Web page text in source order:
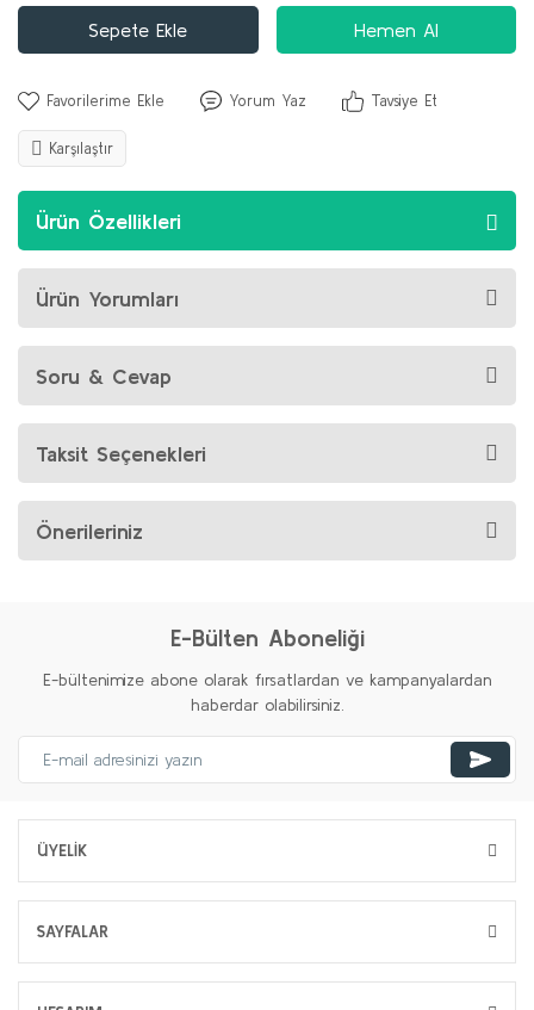
Sepete Ekle Hemen Al
Yorum Yaz Tavsiye Et
Karşılaştır
Ürün Özellikleri
Ürün Yorumları
Soru & Cevap
Taksit Seçenekleri
Önerileriniz
E-Bülten Aboneliği
E-bültenimize abone olarak fırsatlardan ve kampanyalardan
haberdar olabilirsiniz.
ÜYELİK
SAYFALAR